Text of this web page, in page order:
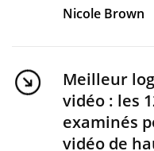
Nicole Brown
Meilleur
vidéo : les
examinés
vidéo de